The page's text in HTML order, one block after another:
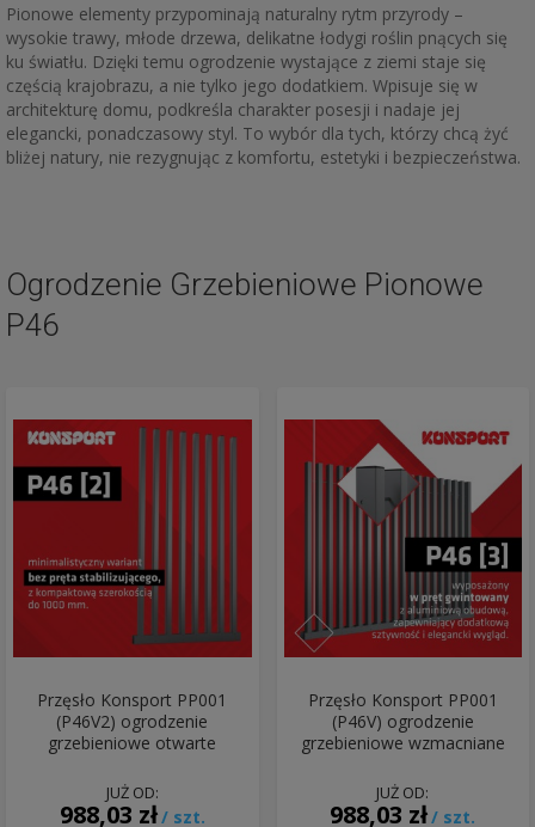
Pionowe elementy przypominają naturalny rytm przyrody –
wysokie trawy, młode drzewa, delikatne łodygi roślin pnących się
ku światłu. Dzięki temu ogrodzenie wystające z ziemi staje się
częścią krajobrazu, a nie tylko jego dodatkiem. Wpisuje się w
architekturę domu, podkreśla charakter posesji i nadaje jej
elegancki, ponadczasowy styl. To wybór dla tych, którzy chcą żyć
bliżej natury, nie rezygnując z komfortu, estetyki i bezpieczeństwa.
Ogrodzenie Grzebieniowe Pionowe
P46
Przęsło Konsport PP001
(P46V2) ogrodzenie
grzebieniowe otwarte
JUŻ OD:
988,03 zł/ szt.
Przęsło Konsport PP001
(P46V) ogrodzenie
grzebieniowe wzmacniane
JUŻ OD:
988,03 zł/ szt.